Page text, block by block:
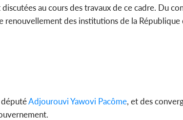
au cours des travaux de ce cadre. Du
renouvellement des institutions de la République
députéAdjourouvi Yawovi Pacôme, et des